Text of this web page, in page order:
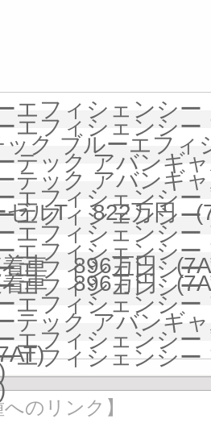
エフィシェンシ
エフィシェンシ
ック ブルーエフ
テック アバン
テック アバンギ
ゼルT 822万円
エフィシェンシ
エフィシェンシ
エフィシェンシ
着車 896万円
エフィシェンシ
着車 896万円
エフィシェンシ
エフィシェンシ
エフィシェンシ
テック アバンギ
エフィシェンシ
エフィシェンシ
のリンク】